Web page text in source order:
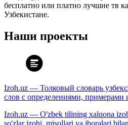
бесплатно или платно лучшие тв
Узбекистане.
Наши проекты
Izoh.uz — Толковый словарь
слов с определениями, примерами
Izoh.uz — O'zbek tilining xalqona